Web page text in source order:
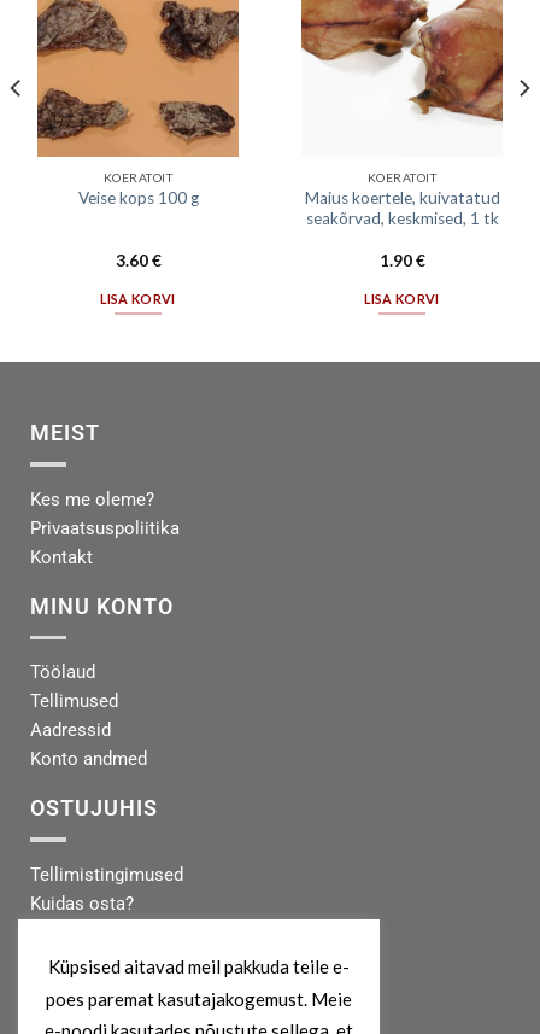
KOERATOIT
Veise kops 100 g
3.60€
LISA KORVI
KOERATOIT
Maius koertele, kuivatatud
seakõrvad, keskmised, 1 tk
1.90€
LISA KORVI
MEIST
Kes me oleme?
Privaatsuspoliitika
Kontakt
MINU KONTO
Töölaud
Tellimused
Aadressid
Konto andmed
OSTUJUHIS
Tellimistingimused
Kuidas osta?
Tarneinfo
MEIST
Küpsised aitavad meil pakkuda teile e-
poes paremat kasutajakogemust. Meie